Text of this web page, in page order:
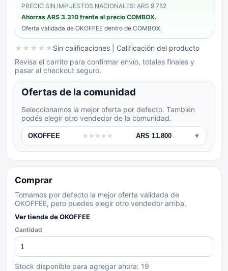
PRECIO SIN IMPUESTOS NACIONALES: ARS 9.752
Ahorras ARS 3.310 frente al precio COMBOX.
Oferta validada de OKOFFEE dentro de COMBOX.
★ ★ ★ ★ ★Sin calificaciones | Calificación del producto
Revisa el carrito para confirmar envío, totales finales y
pasar al checkout seguro.
Ofertas de la comunidad
Seleccionamos la mejor oferta por defecto. También
podés elegir otro vendedor de la comunidad.
OKOFFEE ★ ★ ★ ★ ★ ARS 11.800 ▼
Comprar
Tomamos por defecto la mejor oferta validada de
OKOFFEE, pero puedes elegir otro vendedor arriba.
Ver tienda deOKOFFEE
Cantidad
Stock disponible para agregar ahora: 19